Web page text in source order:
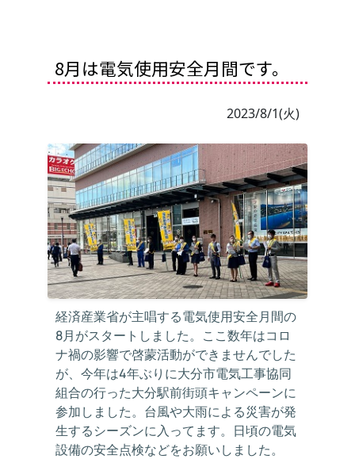
8月は電気使用安全月間です。
2023/8/1(火)
経済産業省が主唱する電気使用安全月間の
8月がスタートしました。ここ数年はコロ
ナ禍の影響で啓蒙活動ができませんでした
が、今年は4年ぶりに大分市電気工事協同
組合の行った大分駅前街頭キャンペーンに
参加しました。台風や大雨による災害が発
生するシーズンに入ってます。日頃の電気
設備の安全点検などをお願いしました。